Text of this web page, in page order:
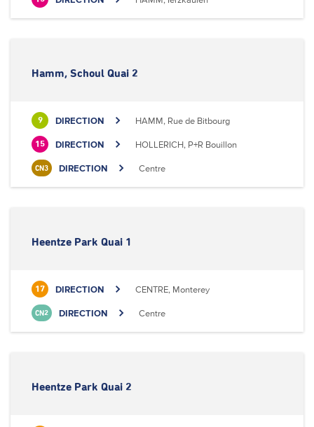
Hamm, Schoul Quai 2
9 DIRECTION HAMM, Rue de Bitbourg
15 DIRECTION HOLLERICH, P+R Bouillon
CN3 DIRECTION Centre
Heentze Park Quai 1
17 DIRECTION CENTRE, Monterey
CN2 DIRECTION Centre
Heentze Park Quai 2